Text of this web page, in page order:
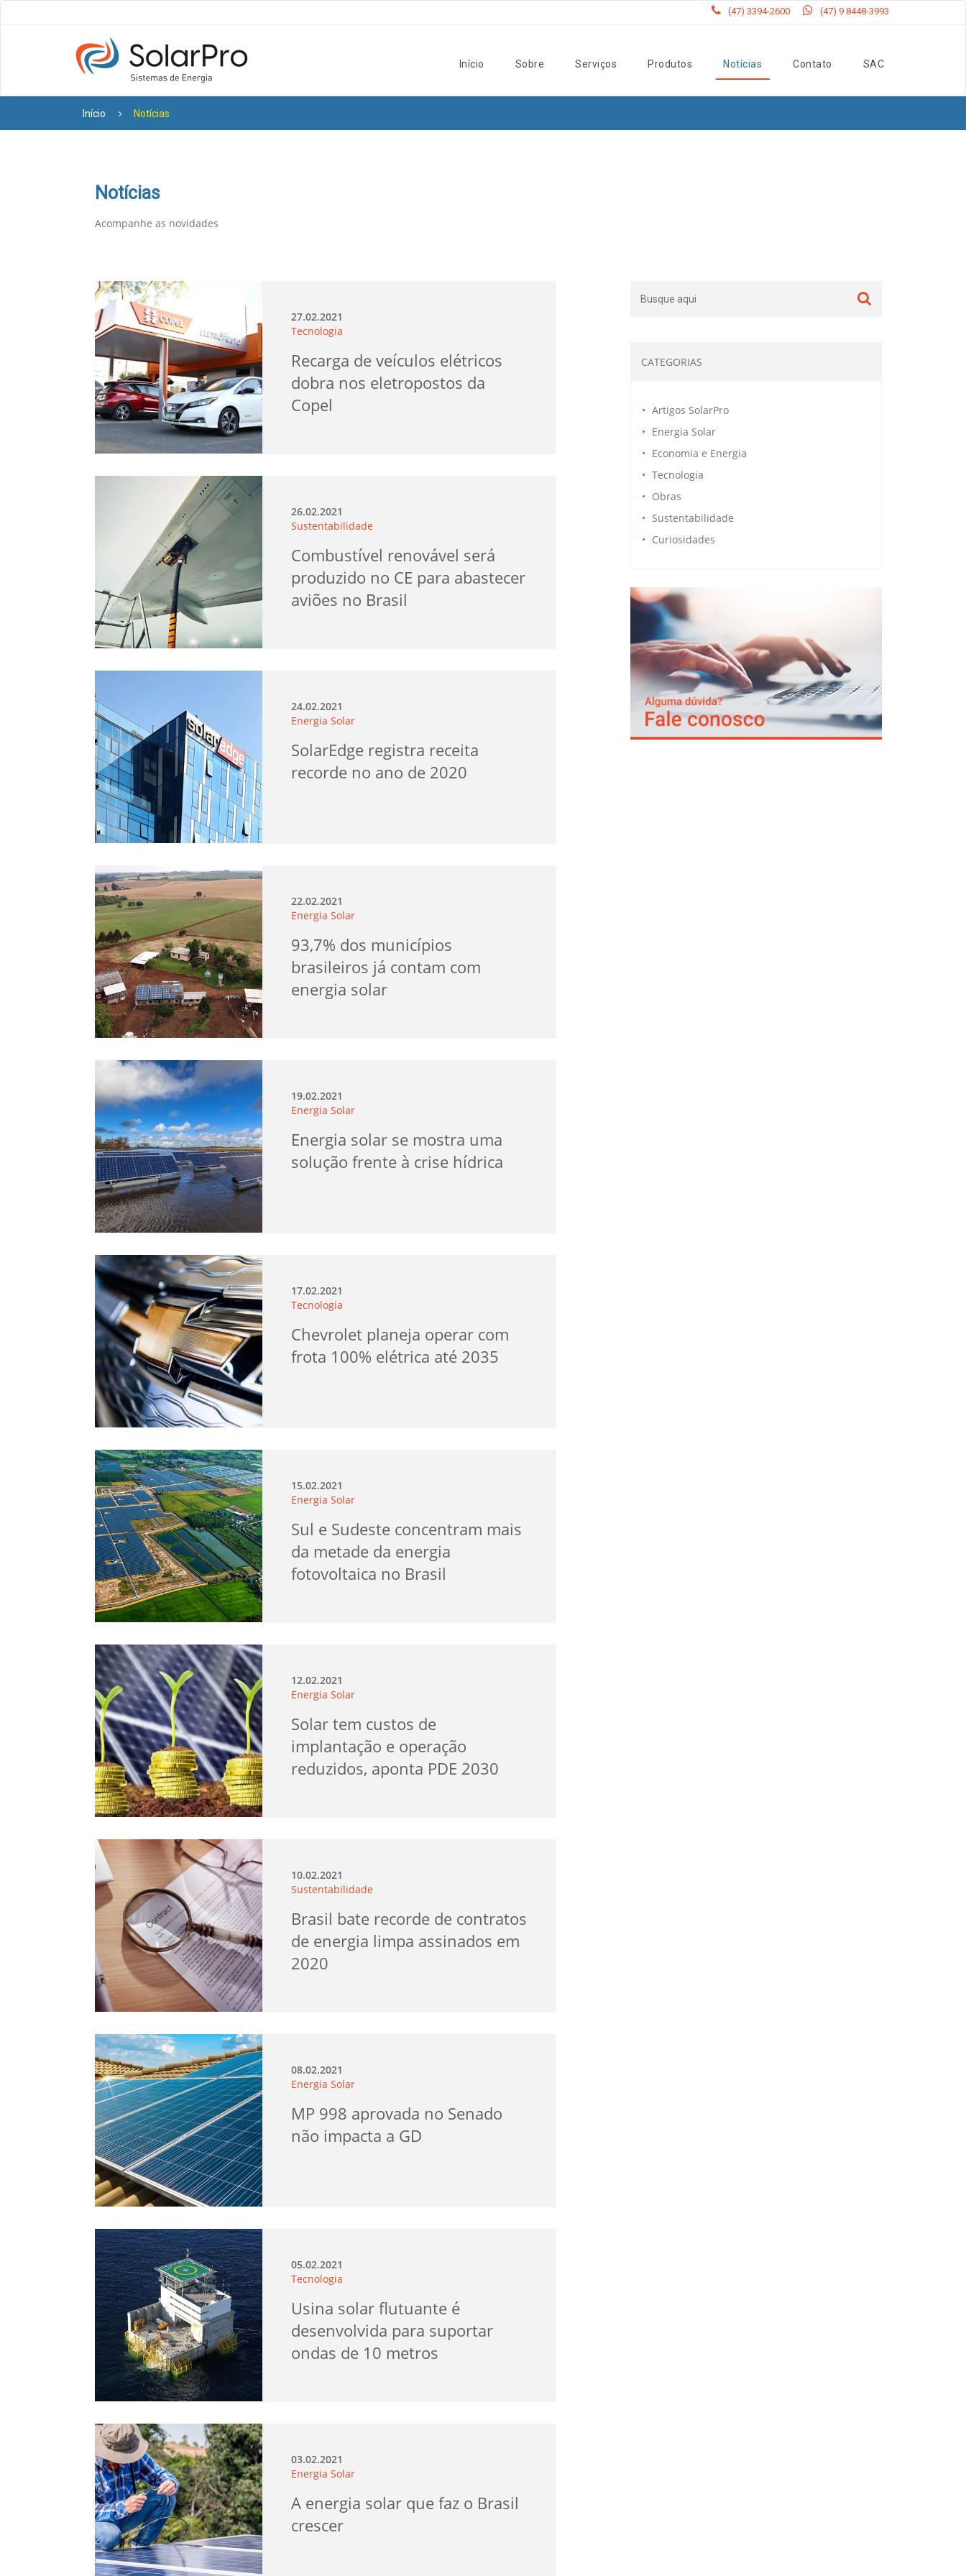
(47) 3394-2600 (47) 9 8448-3993
Início Sobre Serviços Produtos Notícias Contato SAC
Início Notícias
Notícias
Acompanhe as novidades
CATEGORIAS
Artigos SolarPro
Energia Solar
Economia e Energia
Tecnologia
Obras
Sustentabilidade
Curiosidades
27.02.2021
Tecnologia
Recarga de veículos elétricos
dobra nos eletropostos da
Copel
26.02.2021
Sustentabilidade
Combustível renovável será
produzido no CE para abastecer
aviões no Brasil
24.02.2021
Energia Solar
SolarEdge registra receita
recorde no ano de 2020
22.02.2021
Energia Solar
93,7% dos municípios
brasileiros já contam com
energia solar
19.02.2021
Energia Solar
Energia solar se mostra uma
solução frente à crise hídrica
17.02.2021
Tecnologia
Chevrolet planeja operar com
frota 100% elétrica até 2035
15.02.2021
Energia Solar
Sul e Sudeste concentram mais
da metade da energia
fotovoltaica no Brasil
12.02.2021
Energia Solar
Solar tem custos de
implantação e operação
reduzidos, aponta PDE 2030
10.02.2021
Sustentabilidade
Brasil bate recorde de contratos
de energia limpa assinados em
2020
08.02.2021
Energia Solar
MP 998 aprovada no Senado
não impacta a GD
05.02.2021
Tecnologia
Usina solar flutuante é
desenvolvida para suportar
ondas de 10 metros
03.02.2021
Energia Solar
A energia solar que faz o Brasil
crescer